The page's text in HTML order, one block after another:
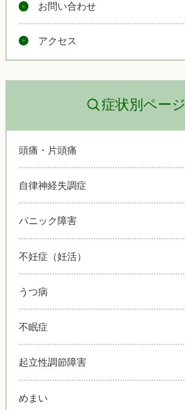
お問い合わせ
アクセス
症状別ページ
頭痛・片頭痛
自律神経失調症
パニック障害
不妊症（妊活）
うつ病
不眠症
起立性調節障害
めまい